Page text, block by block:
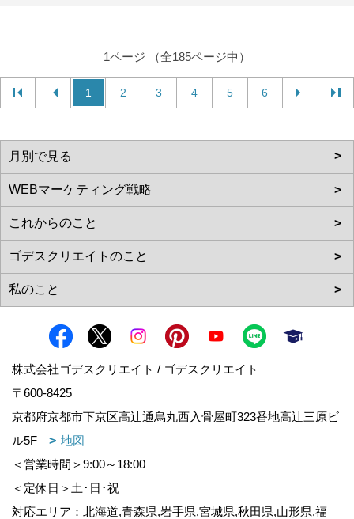
1ページ （全185ページ中）
1 2 3 4 5 6
株式会社ゴデスクリエイト / ゴデスクリエイト
〒600-8425
京都府京都市下京区高辻通烏丸西入骨屋町323番地高辻三原ビ
ル5F
地図
＜営業時間＞9:00～18:00
＜定休日＞土･日･祝
対応エリア：北海道,青森県,岩手県,宮城県,秋田県,山形県,福